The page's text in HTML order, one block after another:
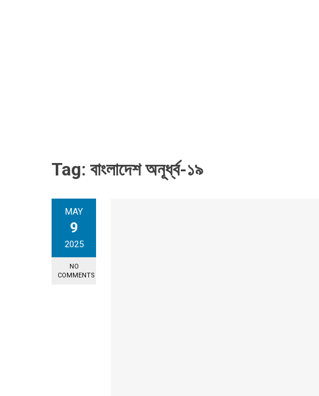
Tag: বাংলাদেশ অনূর্ধ্ব-১৯
MAY
9
2025
NO
COMMENTS